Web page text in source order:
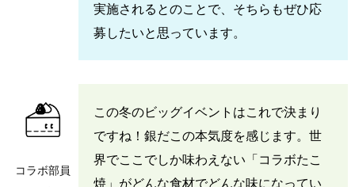
実施されるとのことで、そちらもぜひ応
募したいと思っています。
コラボ部員
この冬のビッグイベントはこれで決まり
ですね！銀だこの本気度を感じます。世
界でここでしか味わえない「コラボたこ
焼」がどんな食材でどんな味になってい